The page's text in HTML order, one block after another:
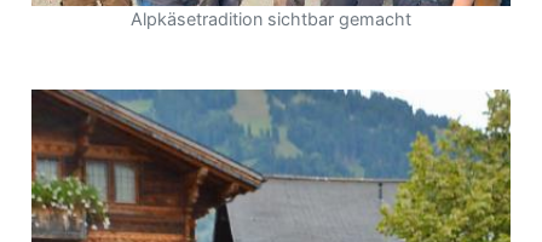
Alpkäsetradition sichtbar gemacht